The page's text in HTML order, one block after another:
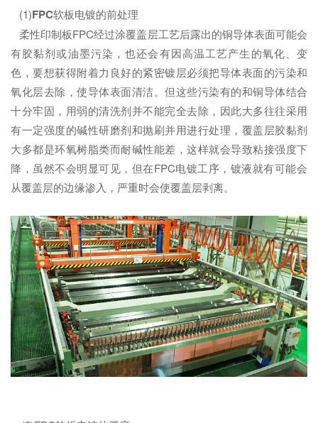
(1)FPC软板电镀的前处理
柔性印制板FPC经过涂覆盖层工艺后露出的铜导体表面可能会
有胶黏剂或油墨污染，也还会有因高温工艺产生的氧化、变
色，要想获得附着力良好的紧密镀层必须把导体表面的污染和
氧化层去除，使导体表面清洁。但这些污染有的和铜导体结合
十分牢固，用弱的清洗剂并不能完全去除，因此大多往往采用
有一定强度的碱性研磨剂和抛刷并用进行处理，覆盖层胶黏剂
大多都是环氧树脂类而耐碱性能差，这样就会导致粘接强度下
降，虽然不会明显可见，但在FPC电镀工序，镀液就有可能会
从覆盖层的边缘渗入，严重时会使覆盖层剥离。